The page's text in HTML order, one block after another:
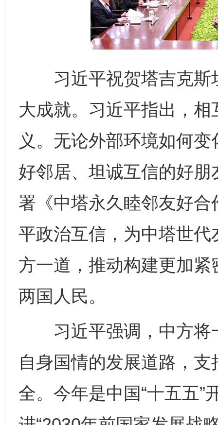
习近平祝贺塔吉克斯
大成就。习近平指出，
义。无论外部环境如何
好邻居、坦诚互信的好
署《中塔永久睦邻友好
平政治互信，为中塔世
方一道，推动构建更加
两国人民。
习近平强调，中方将
自身国情的发展道路，
全。今年是中国“十五五”